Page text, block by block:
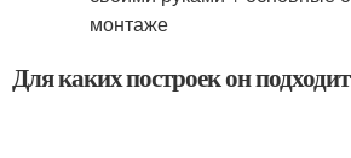
Для каких построек он подходит